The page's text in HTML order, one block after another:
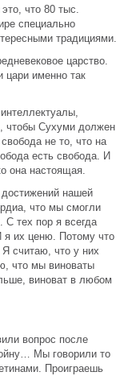
что 80 тыс.
специально
традициями.
царство.
цари именно так
чтобы Сухуми должен
не то, что на
есть свобода. И
она настоящая.
нашей
что мы смогли
С тех пор я всегда
я их ценю. Потому что
считаю, что у них
что мы виноваты
виноват в любом
вопрос после
Мы говорили то
Проиграешь